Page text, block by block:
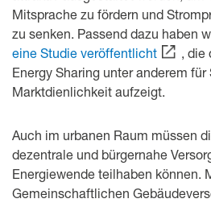
Mitsprache zu fördern und
zu senken. Passend dazu haben
eine Studie veröffentlicht
,
Energy Sharing unter anderem
Marktdienlichkeit aufzeigt.
Auch im urbanen Raum müssen
dezentrale und bürgernahe
Energiewende teilhaben können.
Gemeinschaftlichen